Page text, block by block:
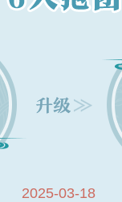
2025-03-18